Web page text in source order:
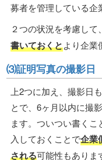
募者を管理している企
２つの状況を考慮して、
書いておくとより企業
⑶証明写真の撮影日
上2つに加え、撮影日
とで、6ヶ月以内に撮
ます。ついつい書く
入しておくことで企業
される可能性もありま